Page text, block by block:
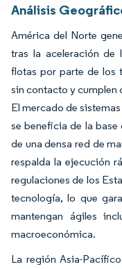
Análisis
América del Norte
tras la aceleración de
flotas por parte de los
sin contacto y cumplen
El mercado de
se beneficia de la
de una densa red de
respalda la ejecución
regulaciones de los
tecnología, lo que
mantengan ágiles
macroeconómica.
La región Asia-